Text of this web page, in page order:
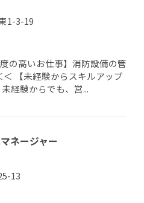
1-3-19
の高いお仕事】消防設備の管
【未経験からスキルアップ
経験からでも、営...
ネージャー
13